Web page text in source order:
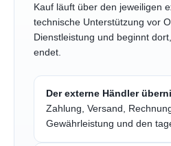
Kauf läuft über den jeweiligen
technische Unterstützung vor
Dienstleistung und beginnt
endet.
Der externe Händler
Zahlung, Versand,
Gewährleistung und den